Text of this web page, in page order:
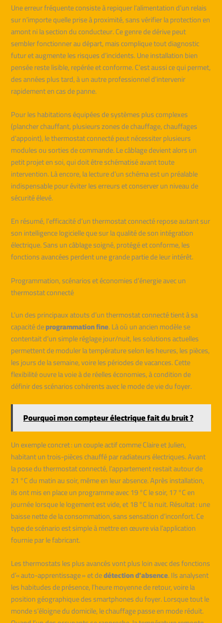
Une erreur fréquente consiste à repiquer l’alimentation d’un relais
sur n’importe quelle prise à proximité, sans vérifier la protection en
amont ni la section du conducteur. Ce genre de dérive peut
sembler fonctionner au départ, mais complique tout diagnostic
futur et augmente les risques d’incidents. Une installation bien
pensée reste lisible, repérée et conforme. C’est aussi ce qui permet,
des années plus tard, à un autre professionnel d’intervenir
rapidement en cas de panne.
Pour les habitations équipées de systèmes plus complexes
(plancher chauffant, plusieurs zones de chauffage, chauffages
d’appoint), le thermostat connecté peut nécessiter plusieurs
modules ou sorties de commande. Le câblage devient alors un
petit projet en soi, qui doit être schématisé avant toute
intervention. Là encore, la lecture d’un schéma est un préalable
indispensable pour éviter les erreurs et conserver un niveau de
sécurité élevé.
En résumé, l’efficacité d’un thermostat connecté repose autant sur
son intelligence logicielle que sur la qualité de son intégration
électrique. Sans un câblage soigné, protégé et conforme, les
fonctions avancées perdent une grande partie de leur intérêt.
Programmation, scénarios et économies d’énergie avec un
thermostat connecté
L’un des principaux atouts d’un thermostat connecté tient à sa
capacité deprogrammation fine. Là où un ancien modèle se
contentait d’un simple réglage jour/nuit, les solutions actuelles
permettent de moduler la température selon les heures, les pièces,
les jours de la semaine, voire les périodes de vacances. Cette
flexibilité ouvre la voie à de réelles économies, à condition de
définir des scénarios cohérents avec le mode de vie du foyer.
Pourquoi mon compteur électrique fait du bruit ?
Un exemple concret : un couple actif comme Claire et Julien,
habitant un trois-pièces chauffé par radiateurs électriques. Avant
la pose du thermostat connecté, l’appartement restait autour de
21 °C du matin au soir, même en leur absence. Après installation,
ils ont mis en place un programme avec 19 °C le soir, 17 °C en
journée lorsque le logement est vide, et 18 °C la nuit. Résultat : une
baisse nette de la consommation, sans sensation d’inconfort. Ce
type de scénario est simple à mettre en œuvre via l’application
fournie par le fabricant.
Les thermostats les plus avancés vont plus loin avec des fonctions
d’« auto-apprentissage » et dedétection d’absence. Ils analysent
les habitudes de présence, l’heure moyenne de retour, voire la
position géographique des smartphones du foyer. Lorsque tout le
monde s’éloigne du domicile, le chauffage passe en mode réduit.